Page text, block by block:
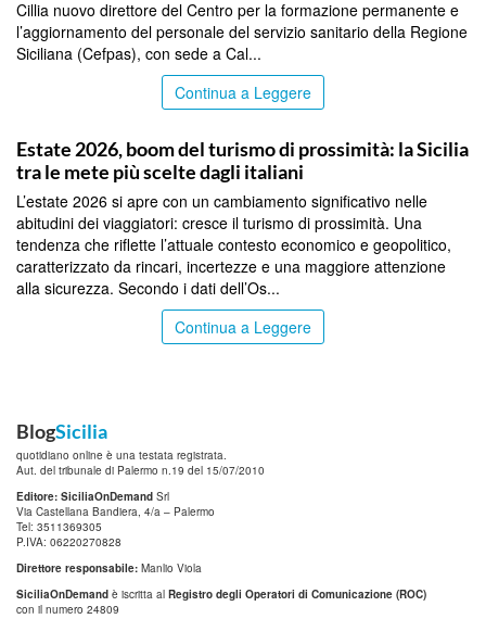
Cillia nuovo direttore del Centro per la formazione permanente e
l’aggiornamento del personale del servizio sanitario della Regione
Siciliana (Cefpas), con sede a Cal...
Continua a Leggere
Estate 2026, boom del turismo di prossimità: la Sicilia
tra le mete più scelte dagli italiani
L’estate 2026 si apre con un cambiamento significativo nelle
abitudini dei viaggiatori: cresce il turismo di prossimità. Una
tendenza che riflette l’attuale contesto economico e geopolitico,
caratterizzato da rincari, incertezze e una maggiore attenzione
alla sicurezza. Secondo i dati dell’Os...
Continua a Leggere
BlogSicilia
quotidiano online è una testata registrata.
Aut. del tribunale di Palermo n.19 del 15/07/2010
Editore: SiciliaOnDemand Srl
Via Castellana Bandiera, 4/a – Palermo
Tel: 3511369305
P.IVA: 06220270828
Direttore responsabile: Manlio Viola
SiciliaOnDemand è iscritta al Registro degli Operatori di Comunicazione (ROC)
con il numero 24809